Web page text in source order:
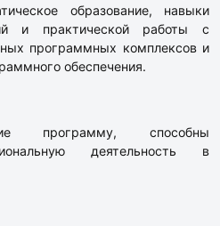
образование, навыки
и практической работы с
программных комплексов и
обеспечения.
программу, способны
деятельность в